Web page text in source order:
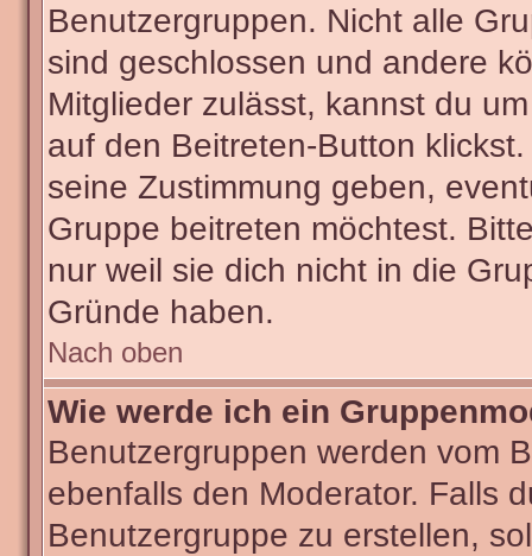
Benutzergruppen. Nicht alle
sind geschlossen und andere
Mitglieder zulässt, kannst du
auf den Beitreten-Button
seine Zustimmung geben,
Gruppe beitreten möchtest.
nur weil sie dich nicht in die
Gründe haben.
Nach oben
Wie werde ich ein
Benutzergruppen werden vom
ebenfalls den Moderator. Falls
Benutzergruppe zu erstellen,